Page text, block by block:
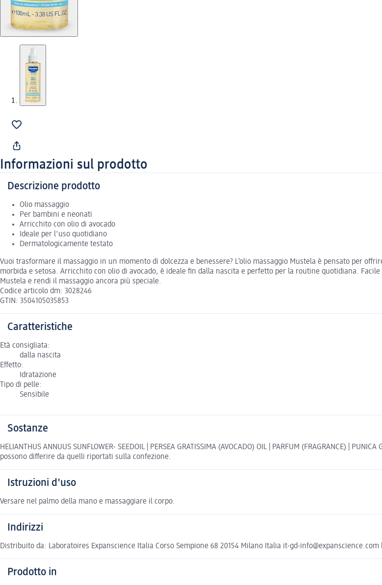
Informazioni sul prodotto
Descrizione prodotto
Olio massaggio
Per bambini e neonati
Arricchito con olio di avocado
Ideale per l'uso quotidiano
Dermatologicamente testato
Vuoi trasformare il massaggio in un momento di dolcezza e benessere? L’olio massaggio Mustela è pensato per
morbida e setosa. Arricchito con olio di avocado, è ideale fin dalla nascita e perfetto per la routine quotidiana.
Mustela e rendi il massaggio ancora più speciale.
Codice articolo dm: 3028246
GTIN: 3504105035853
Caratteristiche
Età consigliata:
dalla nascita
Effetto:
Idratazione
Tipo di pelle:
Sensibile
Sostanze
HELIANTHUS ANNUUS SUNFLOWER- SEEDOIL | PERSEA GRATISSIMA (AVOCADO) OIL | PARFUM (FRAGRANCE) |
possono differire da quelli riportati sulla confezione.
Istruzioni d'uso
Versare nel palmo della mano e massaggiare il corpo.
Indirizzi
Distribuito da: Laboratoires Expanscience Italia Corso Sempione 68 20154 Milano Italia it-gd-
Prodotto in